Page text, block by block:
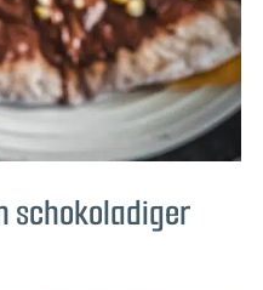
schokoladiger